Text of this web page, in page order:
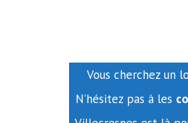
Vous cherchez un
N’hésitez pas à les